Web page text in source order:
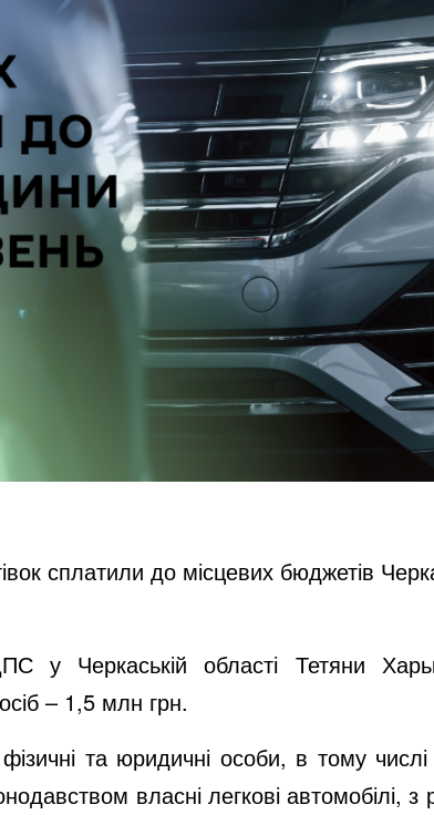
сплатили до місцевих бюджетів
у Черкаській області Тетяни
– 1,5 млн грн.
та юридичні особи, в тому числі
власні легкові автомобілі, з